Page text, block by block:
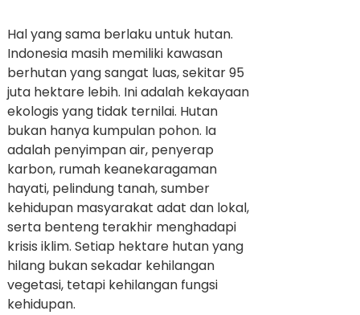
Hal yang sama berlaku untuk hutan.
Indonesia masih memiliki kawasan
berhutan yang sangat luas, sekitar 95
juta hektare lebih. Ini adalah kekayaan
ekologis yang tidak ternilai. Hutan
bukan hanya kumpulan pohon. Ia
adalah penyimpan air, penyerap
karbon, rumah keanekaragaman
hayati, pelindung tanah, sumber
kehidupan masyarakat adat dan lokal,
serta benteng terakhir menghadapi
krisis iklim. Setiap hektare hutan yang
hilang bukan sekadar kehilangan
vegetasi, tetapi kehilangan fungsi
kehidupan.